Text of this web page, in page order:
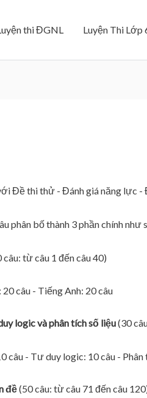
thi ĐGNL Luyện Thi Lớp
Đề thi thử - Đánh giá năng lực
phân bố thành 3 phần chính như
từ câu 1 đến câu 40)
câu - Tiếng Anh: 20 câu
logic và phân tích số liệu(30
câu - Tư duy logic: 10 câu -
đề(50 câu: từ câu 71 đến câu